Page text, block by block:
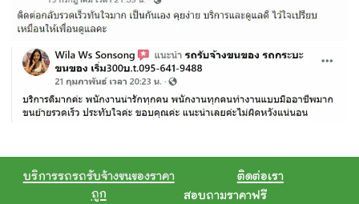
บริการรถรถรับจ้างขนของราคา
ถูก
ติดต่อเรา
สอบถามราคาฟรี